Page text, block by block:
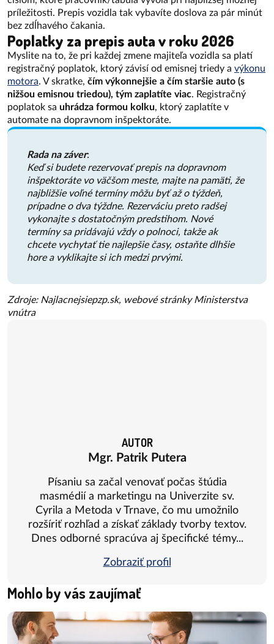
príležitosti. Prepis vozidla tak vybavíte doslova za pár minút
bez zdĺhavého čakania.
Poplatky za prepis auta v roku 2026
Myslite na to, že pri každej zmene majiteľa vozidla sa platí
registračný poplatok, ktorý závisí od emisnej triedy a výkonu
motora. V skratke, čím výkonnejšie a čím staršie auto (s
nižšou emisnou triedou), tým zaplatíte viac. Registračný
poplatok sa uhrádza formou kolku, ktorý zaplatíte v
automate na dopravnom inšpektoráte.
Rada na záver:
Keď si budete rezervovať prepis na dopravnom
inšpektoráte vo väčšom meste, majte na pamäti, že
najbližšie voľné termíny môžu byť až o týždeň,
prípadne o dva týždne. Rezerváciu preto radšej
vykonajte s dostatočným predstihom. Nové
termíny sa pridávajú vždy o polnoci, takže ak
chcete vychytať tie najlepšie časy, ostaňte dlhšie
hore a vyklikajte si ich medzi prvými.
Zdroje: Najlacnejsiepzp.sk, webové stránky Ministerstva
vnútra
AUTOR
Mgr. Patrik Putera
Písaniu sa začal venovať počas štúdia
masmédií a marketingu na Univerzite sv.
Cyrila a Metoda v Trnave, čo mu umožnilo
rozšíriť rozhľad a získať základy tvorby textov.
Dnes odborné spracúva aj špecifické témy...
Zobraziť profil
Mohlo by vás zaujímať